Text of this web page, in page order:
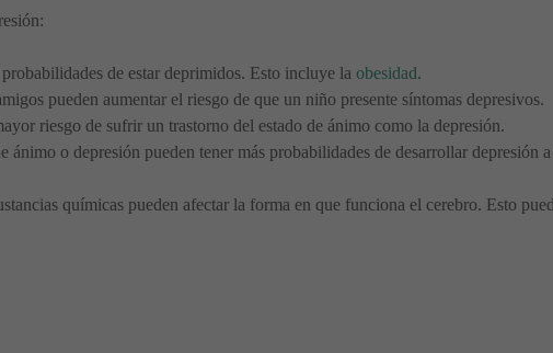
de estar deprimidos. Esto incluye la obesidad.
pueden aumentar el riesgo de que un niño presente síntomas depresivos.
riesgo de sufrir un trastorno del estado de ánimo como la depresión.
o depresión pueden tener más probabilidades de desarrollar depresión a
químicas pueden afectar la forma en que funciona el cerebro. Esto